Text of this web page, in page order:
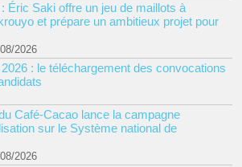
Éric Saki offre un jeu de maillots à
et prépare un ambitieux projet pour
2026
: le téléchargement des convocations
Café-Cacao lance la campagne
sur le Système national de
2026